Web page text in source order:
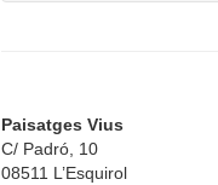
Paisatges Vius
C/ Padró, 10
08511 L’Esquirol